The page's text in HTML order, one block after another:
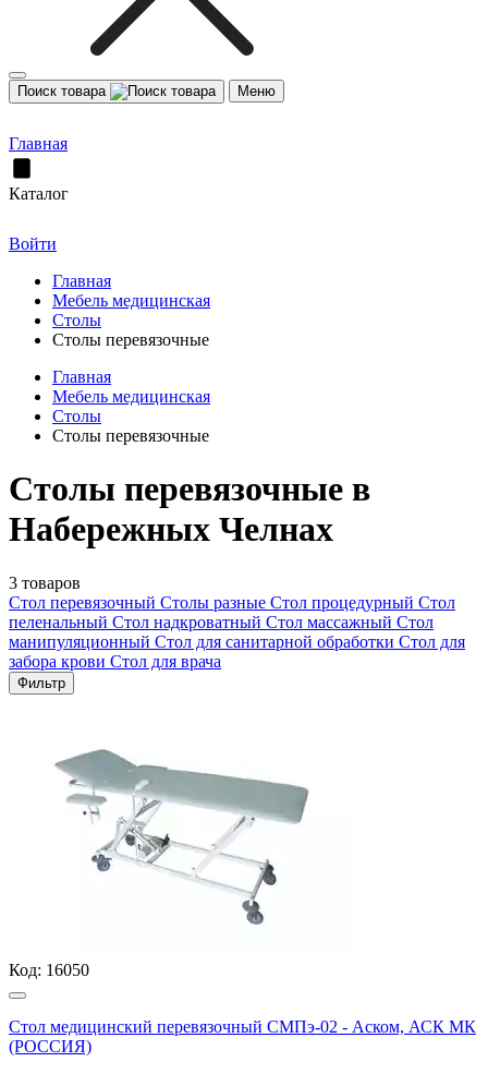
Поиск товара Меню
Главная
Каталог
Войти
Главная
Мебель медицинская
Столы
Столы перевязочные
Главная
Мебель медицинская
Столы
Столы перевязочные
Столы перевязочные в
Набережных Челнах
3 товаров
Стол перевязочный Столы разные Стол процедурный Стол
пеленальный Стол надкроватный Стол массажный Стол
манипуляционный Стол для санитарной обработки Стол для
забора крови Стол для врача
Фильтр
Код: 16050
Стол медицинский перевязочный СМПэ-02 - Аском, АСК МК
(РОССИЯ)